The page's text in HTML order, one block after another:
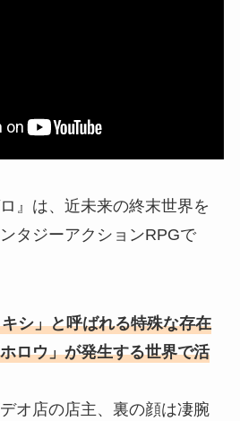
』は、近未来の終末世界を
タジーアクションRPGで
シ」と呼ばれる特殊な存在
ロウ」が発生する世界で活
オ店の店主、裏の顔は凄腕